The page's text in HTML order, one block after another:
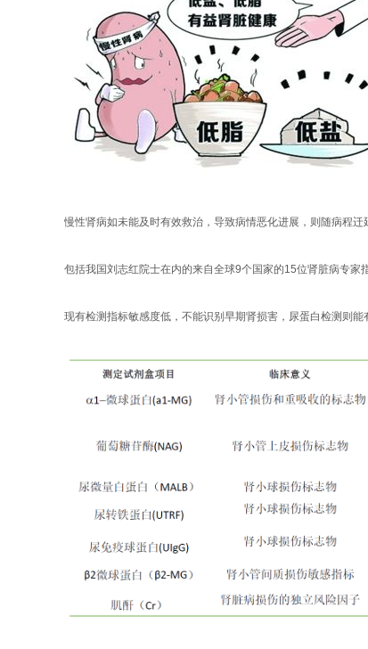
慢性肾病如未能及时有效救治，导致病情恶化进展，则随病程
包括我国刘志红院士在内的来自全球9个国家的15位肾脏病专家
现有检测指标敏感度低，不能识别早期肾损害，尿蛋白检测则能